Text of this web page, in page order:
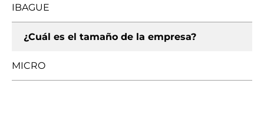
IBAGUE
¿Cuál es el tamaño de la empresa?
MICRO